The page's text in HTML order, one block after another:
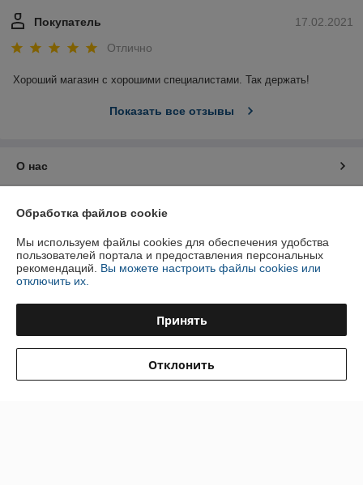
17.02.2021
Покупатель
Отлично
Хороший магазин с хорошими специалистами. Так держать!
Показать все отзывы
О нас
Доставка и оплата
График работы
Обработка файлов cookie
Мы используем файлы cookies для обеспечения удобства
пользователей портала и предоставления персональных
рекомендаций. Вы можете настроить файлы cookies или
отключить их.
Принять
Отклонить